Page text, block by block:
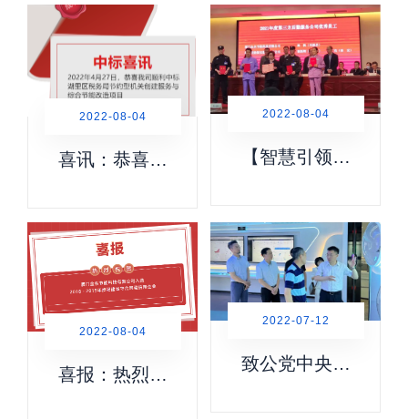
揭牌成立
行莅临我司考
察调研
喜讯：恭喜我
约型机关创建
服务与综合节
能改造项目
2022-08-04
【智慧引领未
化机电运维，
获福建协和医
院认可!
2022-08-04
喜报：热烈祝
2022-08-04
致公党中央委
2022-07-12